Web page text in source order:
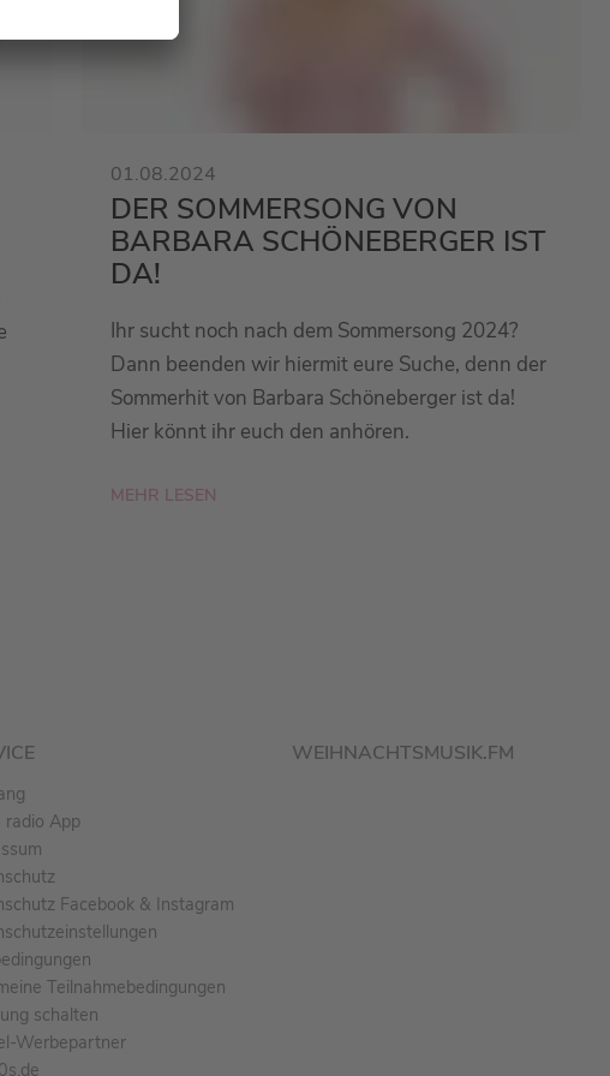
01.08.2024
DER SOMMERSONG VON
BARBARA SCHÖNEBERGER IST
DA!
Ihr sucht noch nach dem Sommersong 2024?
Dann beenden wir hiermit eure Suche, denn der
Sommerhit von Barbara Schöneberger ist da!
Hier könnt ihr euch den anhören.
MEHR LESEN
radio App
Facebook & Instagram
Teilnahmebedingungen
schalten
Werbepartner
WEIHNACHTSMUSIK.FM